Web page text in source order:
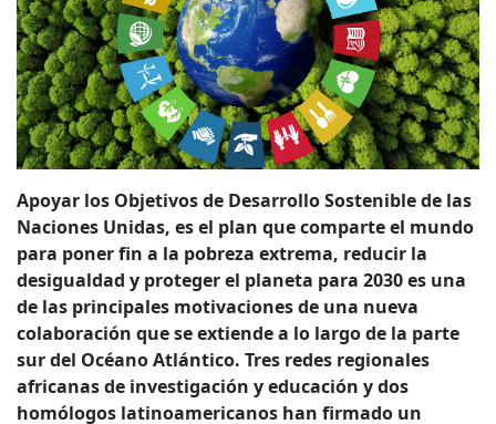
Apoyar los Objetivos de Desarrollo Sostenible de las
Naciones Unidas, es el plan que comparte el mundo
para poner fin a la pobreza extrema, reducir la
desigualdad y proteger el planeta para 2030 es una
de las principales motivaciones de una nueva
colaboración que se extiende a lo largo de la parte
sur del Océano Atlántico. Tres redes regionales
africanas de investigación y educación y dos
homólogos latinoamericanos han firmado un